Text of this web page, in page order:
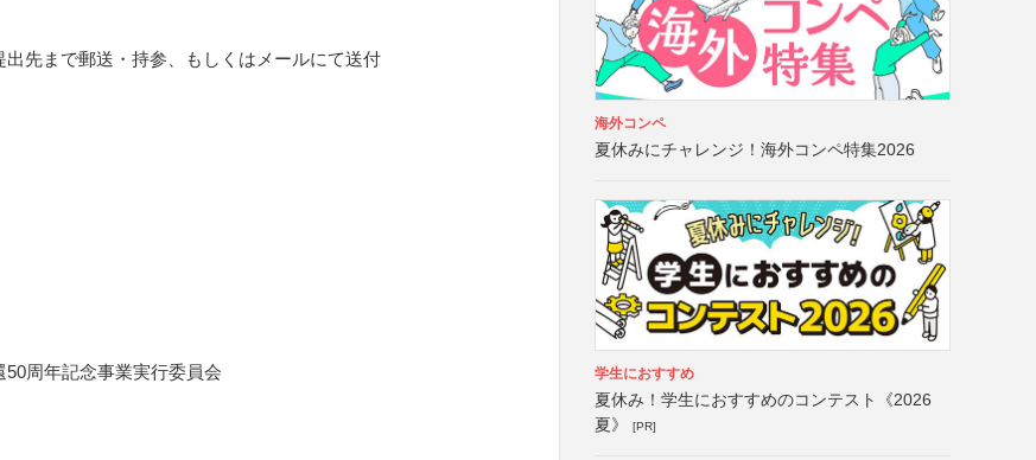
出先まで郵送・持参、もしくはメールにて送付
50周年記念事業実行委員会
海外コンペ
夏休みにチャレンジ！海外コンペ特集2026
学生におすすめ
夏休み！学生におすすめのコンテスト《2026
夏》
[PR]